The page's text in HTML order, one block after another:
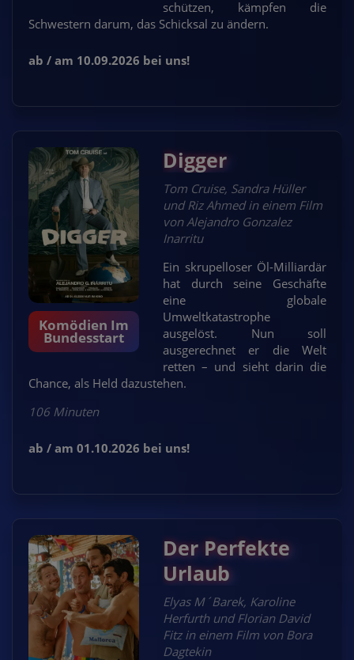
schützen, kämpfen die
Schwestern darum, das Schicksal zu ändern.
ab / am 10.09.2026 bei uns!
Komödien Im
Bundesstart
Digger
Tom Cruise, Sandra Hüller
und Riz Ahmed in einem Film
von Alejandro Gonzalez
Inarritu
Ein skrupelloser Öl-Milliardär
hat durch seine Geschäfte
eine globale
Umweltkatastrophe
ausgelöst. Nun soll
ausgerechnet er die Welt
retten – und sieht darin die
Chance, als Held dazustehen.
106 Minuten
ab / am 01.10.2026 bei uns!
Der Perfekte
Urlaub
Elyas M´Barek, Karoline
Herfurth und Florian David
Fitz in einem Film von Bora
Dagtekin